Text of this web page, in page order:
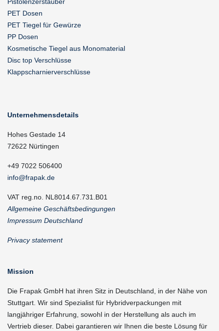
PET Dosen
PET Tiegel für Gewürze
PP Dosen
Kosmetische Tiegel aus Monomaterial
Disc top Verschlüsse
Klappscharnierverschlüsse
Unternehmensdetails
Hohes Gestade 14
72622 Nürtingen
+49 7022 506400
info@frapak.de
VAT reg.no. NL8014.67.731.B01
Allgemeine Geschäftsbedingungen
Impressum Deutschland
Privacy statement
Mission
Die Frapak GmbH hat ihren Sitz in Deutschland, in der Nähe von
Stuttgart. Wir sind Spezialist für Hybridverpackungen mit
langjähriger Erfahrung, sowohl in der Herstellung als auch im
Vertrieb dieser. Dabei garantieren wir Ihnen die beste Lösung für